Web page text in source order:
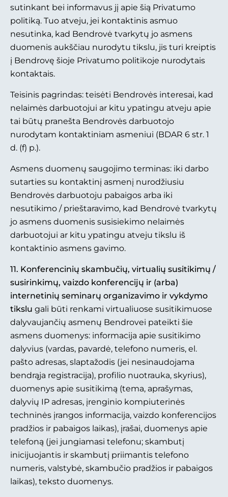
sutinkant bei informavus jį apie šią Privatumo
politiką. Tuo atveju, jei kontaktinis asmuo
nesutinka, kad Bendrovė tvarkytų jo asmens
duomenis aukščiau nurodytu tikslu, jis turi kreiptis
į Bendrovę šioje Privatumo politikoje nurodytais
kontaktais.
Teisinis pagrindas: teisėti Bendrovės interesai, kad
nelaimės darbuotojui ar kitu ypatingu atveju apie
tai būtų pranešta Bendrovės darbuotojo
nurodytam kontaktiniam asmeniui (BDAR 6 str. 1
d. (f) p.).
Asmens duomenų saugojimo terminas: iki darbo
sutarties su kontaktinį asmenį nurodžiusiu
Bendrovės darbuotoju pabaigos arba iki
nesutikimo / prieštaravimo, kad Bendrovė tvarkytų
jo asmens duomenis susisiekimo nelaimės
darbuotojui ar kitu ypatingu atveju tikslu iš
kontaktinio asmens gavimo.
11. Konferencinių skambučių, virtualių susitikimų /
susirinkimų, vaizdo konferencijų ir (arba)
internetinių seminarų organizavimo ir vykdymo
tikslu gali būti renkami virtualiuose susitikimuose
dalyvaujančių asmenų Bendrovei pateikti šie
asmens duomenys: informacija apie susitikimo
dalyvius (vardas, pavardė, telefono numeris, el.
pašto adresas, slaptažodis (jei nesinaudojama
bendrąja registracija), profilio nuotrauka, skyrius),
duomenys apie susitikimą (tema, aprašymas,
dalyvių IP adresas, įrenginio kompiuterinės
techninės įrangos informacija, vaizdo konferencijos
pradžios ir pabaigos laikas), įrašai, duomenys apie
telefoną (jei jungiamasi telefonu; skambutį
inicijuojantis ir skambutį priimantis telefono
numeris, valstybė, skambučio pradžios ir pabaigos
laikas), teksto duomenys.